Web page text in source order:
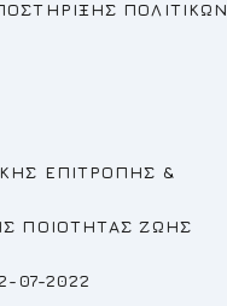
ΠΟΛΙΤΙΚΩΝ
ΕΠΙΤΡΟΠΗΣ &
ΠΟΙΟΤΗΤΑΣ ΖΩΗΣ
07-2022